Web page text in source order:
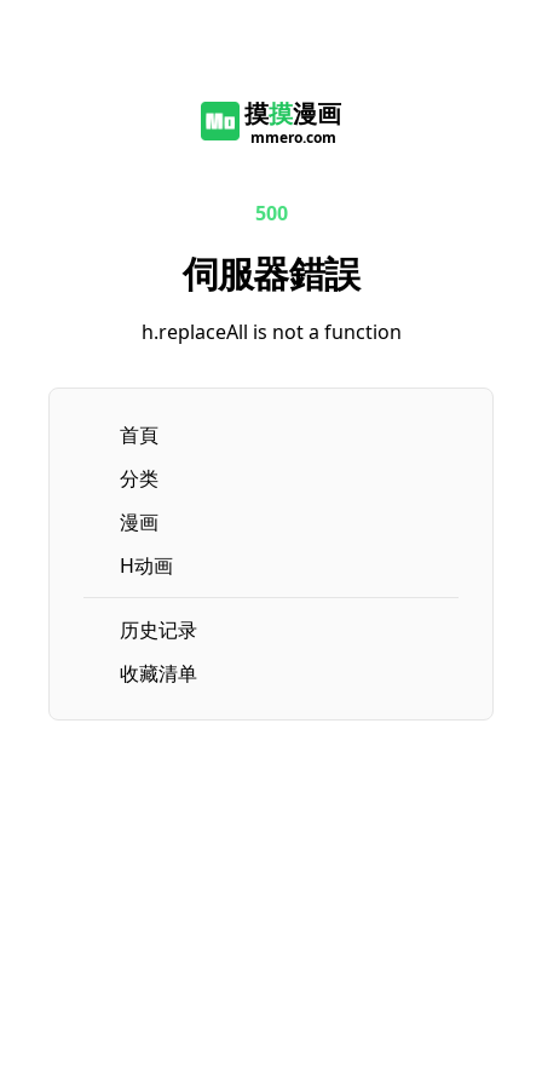
摸摸漫画
mmero.com
500
伺服器錯誤
h.replaceAll is not a function
首頁
分类
漫画
H动画
历史记录
收藏清单